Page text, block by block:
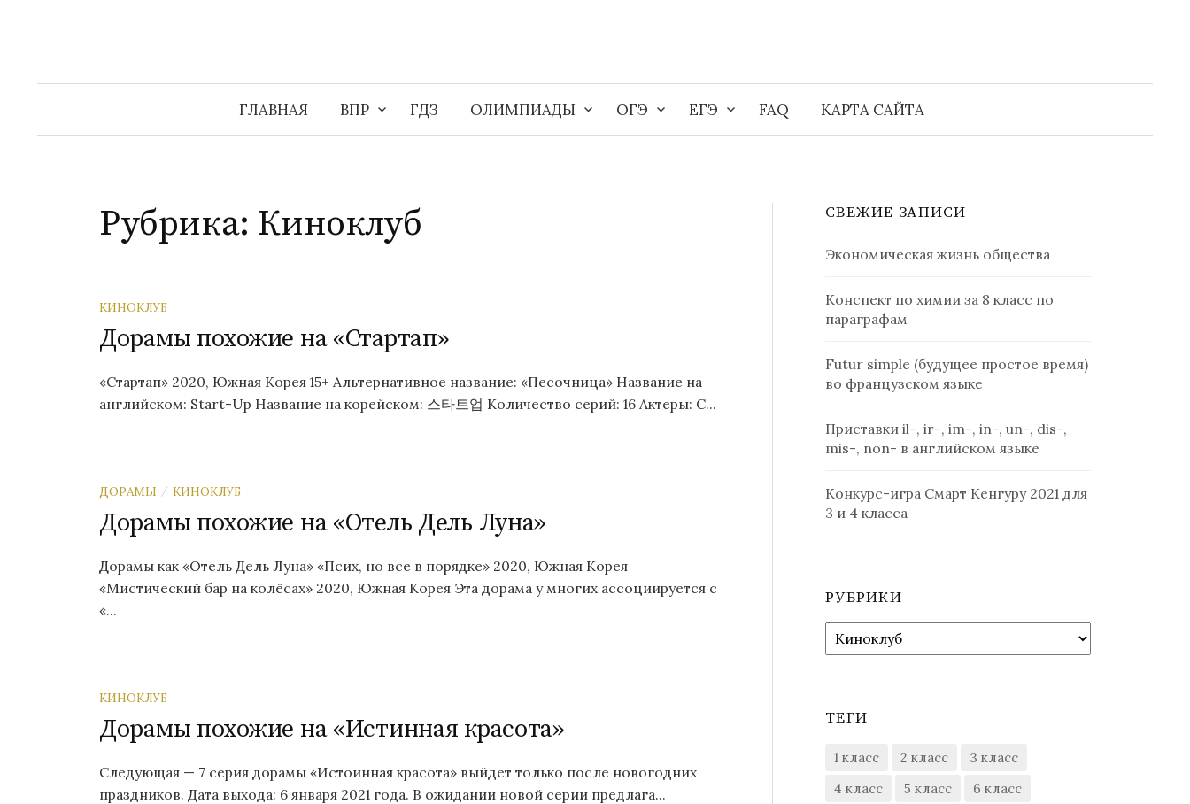
ГЛАВНАЯ ВПР ГДЗ ОЛИМПИАДЫ ОГЭ ЕГЭ FAQ КАРТА САЙТА
Найти:
Рубрика: Киноклуб
КИНОКЛУБ
Дорамы похожие на «Стартап»
«Стартап» 2020, Южная Корея 15+ Альтернативное название: «Песочница» Название на
английском: Start-Up Название на корейском: 스타트업 Количество серий: 16 Актеры: С...
ДОРАМЫ / КИНОКЛУБ
Дорамы похожие на «Отель Дель Луна»
Дорамы как «Отель Дель Луна» «Псих, но все в порядке» 2020, Южная Корея
«Мистический бар на колёсах» 2020, Южная Корея Эта дорама у многих ассоциируется с
«...
КИНОКЛУБ
Дорамы похожие на «Истинная красота»
Следующая — 7 серия дорамы «Истоинная красота» выйдет только после новогодних
праздников. Дата выхода: 6 января 2021 года. В ожидании новой серии предлага...
СВЕЖИЕ ЗАПИСИ
Экономическая жизнь общества
Конспект по химии за 8 класс по
параграфам
Futur simple (будущее простое время)
во французском языке
Приставки il-, ir-, im-, in-, un-, dis-,
mis-, non- в английском языке
Конкурс-игра Смарт Кенгуру 2021 для
3 и 4 класса
РУБРИКИ
Рубрики
ТЕГИ
1 класс 2 класс
3 класс
4 класс
5 класс
6 класс